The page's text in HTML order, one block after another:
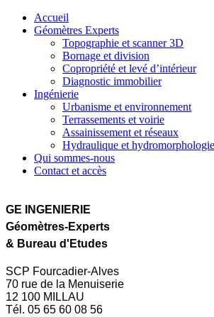
Accueil
Géomètres Experts
Topographie et scanner 3D
Bornage et division
Copropriété et levé d’intérieur
Diagnostic immobilier
Ingénierie
Urbanisme et environnement
Terrassements et voirie
Assainissement et réseaux
Hydraulique et hydromorphologie
Qui sommes-nous
Contact et accès
GE INGENIERIE
Géomètres-Experts
& Bureau d'Etudes
SCP Fourcadier-Alves
70 rue de la Menuiserie
12 100 MILLAU
Tél. 05 65 60 08 56